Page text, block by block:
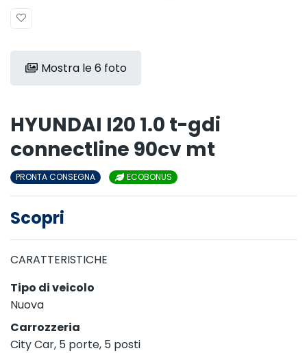
Mostra le 6 foto
HYUNDAI I20 1.0 t-gdi
connectline 90cv mt
PRONTA CONSEGNA ECOBONUS
Scopri
CARATTERISTICHE
Tipo di veicolo
Nuova
Carrozzeria
City Car, 5 porte, 5 posti